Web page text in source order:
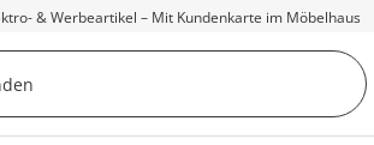
& Werbeartikel – Mit Kundenkarte im Möbelhaus